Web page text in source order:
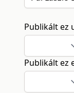
Publikált ez
Publikált ez